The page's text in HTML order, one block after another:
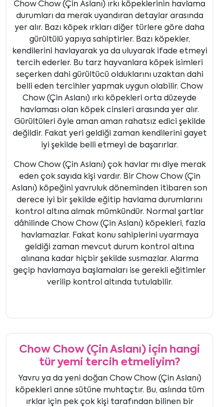
Chow Chow (Çin Aslanı) ırkı köpeklerinin havlama
durumları da merak uyandıran detaylar arasında
yer alır. Bazı köpek ırkları diğer türlere göre daha
gürültülü yapıya sahiptirler. Bazı köpekler,
kendilerini havlayarak ya da uluyarak ifade etmeyi
tercih ederler. Bu tarz hayvanlara köpek isimleri
seçerken dahi gürültücü olduklarını uzaktan dahi
belli eden tercihler yapmak uygun olabilir. Chow
Chow (Çin Aslanı) ırkı köpekleri orta düzeyde
havlaması olan köpek cinsleri arasında yer alır.
Gürültüleri öyle aman aman rahatsız edici şekilde
değildir. Fakat yeri geldiği zaman kendilerini gayet
iyi şekilde belli etmeyi de başarırlar.
Chow Chow (Çin Aslanı) çok havlar mı diye merak
eden çok sayıda kişi vardır. Bir Chow Chow (Çin
Aslanı) köpeğini yavruluk döneminden itibaren son
derece iyi bir şekilde eğitip havlama durumlarını
kontrol altına almak mümkündür. Normal şartlar
dâhilinde Chow Chow (Çin Aslanı) köpekleri, fazla
havlamazlar. Fakat konu sahiplerini uyarmaya
geldiği zaman mevcut durum kontrol altına
alınana kadar hiçbir şekilde susmazlar. Alarma
geçip havlamaya başlamaları ise gerekli eğitimler
verilip kontrol altında tutulabilir.
Chow Chow (Çin Aslanı) için hangi
tür yemi tercih etmeliyim?
Yavru ya da yeni doğan Chow Chow (Çin Aslanı)
köpekleri anne sütüne muhtaçtır. Bu, aslında tüm
ırklar için pek çok kişi tarafından bilinen bir